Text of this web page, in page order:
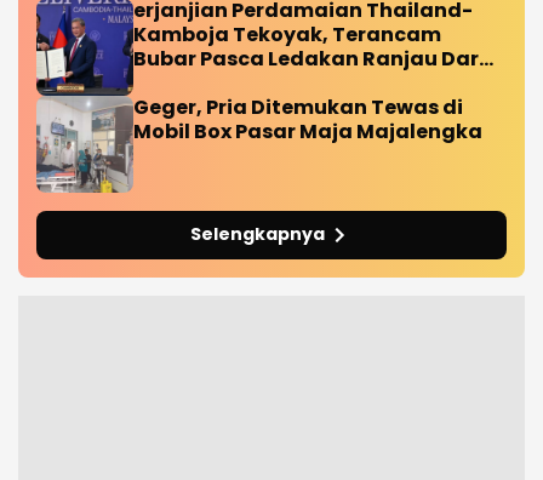
erjanjian Perdamaian Thailand-
Kamboja Tekoyak, Terancam
Bubar Pasca Ledakan Ranjau Darat
Geger, Pria Ditemukan Tewas di
Mobil Box Pasar Maja Majalengka
Selengkapnya